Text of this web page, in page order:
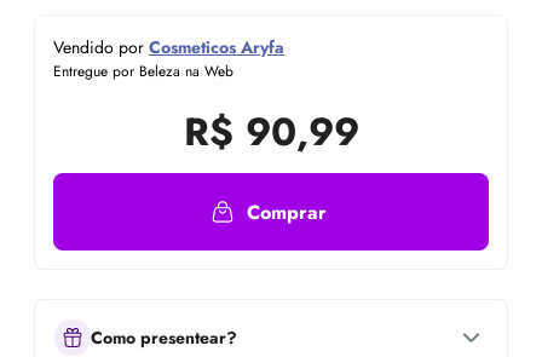
Vendido por Cosmeticos Aryfa
Entregue por Beleza na Web
R$ 90,99
Comprar
Como presentear?